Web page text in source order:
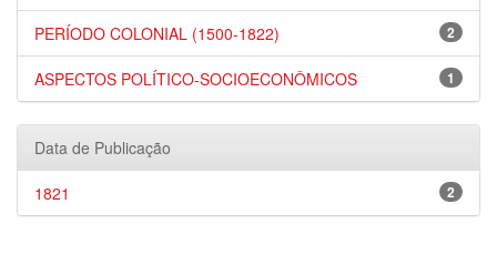
2
PERÍODO COLONIAL (1500-1822)
1
ASPECTOS POLÍTICO-SOCIOECONÔMICOS
Data de Publicação
2
1821